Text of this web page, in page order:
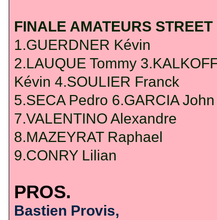
FINALE AMATEURS STREET
1.GUERDNER Kévin
2.LAUQUE Tommy
Kévin 4.SOULIER Franck
5.SECA Pedro 6.GARCIA John
7.VALENTINO Alexandre
8.MAZEYRAT Raphael
9.CONRY Lilian
PROS.
Bastien Provis,